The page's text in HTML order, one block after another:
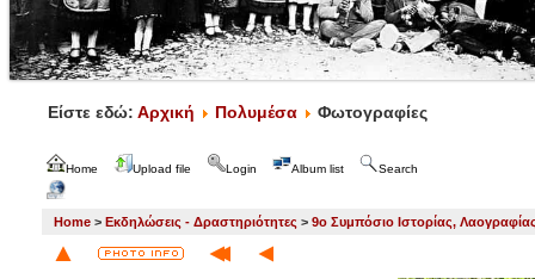
Είστε εδώ: Αρχική Πολυμέσα Φωτογραφίες
Home Upload file Login Album list Search
Home > Εκδηλώσεις - Δραστηριότητες > 9ο Συμπόσιο Ιστορίας,